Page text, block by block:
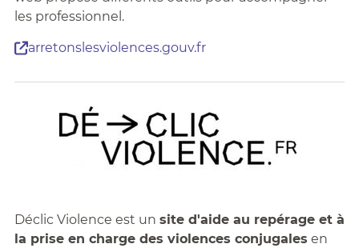
les professionnel.
arretonslesviolences.gouv.fr
Déclic Violence est un site d'aide au repérage et à
la prise en charge des violences conjugales en